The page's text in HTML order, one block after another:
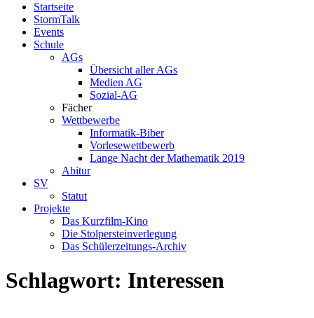
Stormstory
Eure digitale Schülerzeitung
Startseite
StormTalk
Events
Schule
AGs
Übersicht aller AGs
Medien AG
Sozial-AG
Fächer
Wettbewerbe
Informatik-Biber
Vorlesewettbewerb
Lange Nacht der Mathematik 2019
Abitur
SV
Statut
Projekte
Das Kurzfilm-Kino
Die Stolpersteinverlegung
Das Schülerzeitungs-Archiv
Schlagwort: Interessen